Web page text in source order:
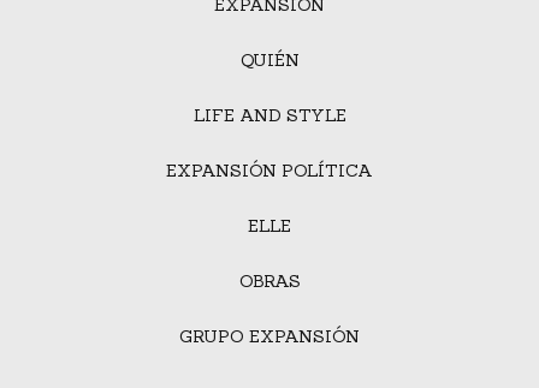
EXPANSIÓN
QUIÉN
LIFE AND STYLE
EXPANSIÓN POLÍTICA
ELLE
OBRAS
GRUPO EXPANSIÓN